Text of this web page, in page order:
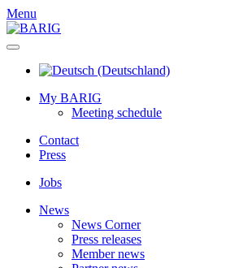
Menu
My BARIG
Meeting schedule
Contact
Press
Jobs
News
News Corner
Press releases
Member news